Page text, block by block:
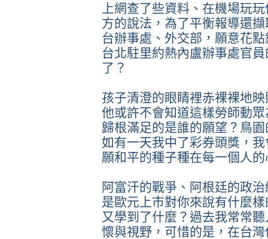
上網查了些資料、在機場玩
方的說法，為了平衡報導還
台辦事處、外交部，願意花
台北駐里約熱內盧辦事處官
了？
孩子清澄的眼睛裡赤裸裸地
他或許不會知道這樣勞師動
歸根滿足的是誰的願望？鳥
如有一天我中了彩券頭獎，
願和平的種子種在每一個人
阿富汗的戰爭、阿根廷的政
是歐元上市對你來說有什麼
又學到了什麼？過去我常常
懷與視野，可惜的是，在台